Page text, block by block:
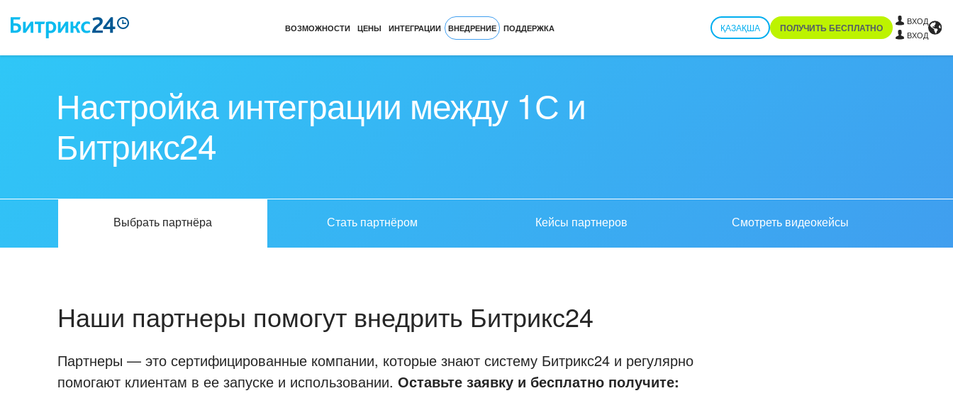
ВОЗМОЖНОСТИ ЦЕНЫ ИНТЕГРАЦИИ ВНЕДРЕНИЕ ПОДДЕРЖКА ҚАЗАҚША ПОЛУЧИТЬ БЕСПЛАТНО
ВХОД
ВХОД
Настройка интеграции между 1С и
Битрикс24
Выбрать партнёра Стать партнёром Кейсы партнеров Смотреть видеокейсы
Наши партнеры помогут внедрить Битрикс24
Партнеры — это сертифицированные компании, которые знают систему Битрикс24 и регулярно
помогают клиентам в ее запуске и использовании. Оставьте заявку и бесплатно получите: